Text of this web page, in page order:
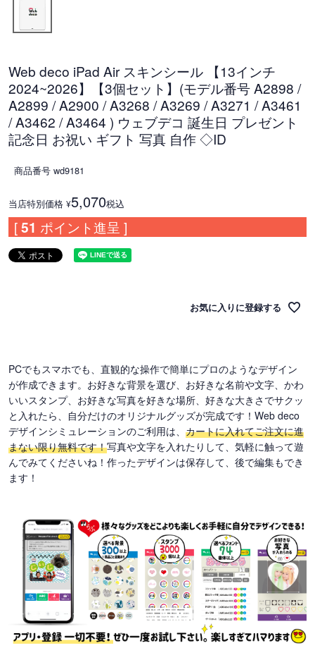
Web deco iPad Air スキンシール 【13インチ
2024~2026】【3個セット】(モデル番号 A2898 /
A2899 / A2900 / A3268 / A3269 / A3271 / A3461
/ A3462 / A3464 ) ウェブデコ 誕生日 プレゼント
記念日 お祝い ギフト 写真 自作 ◇ID
商品番号 wd9181
当店特別価格 ¥5,070税込
[51 ポイント進呈 ]
お気に入りに登録する
PCでもスマホでも、直観的な操作で簡単にプロのようなデザイン
が作成できます。お好きな背景を選び、お好きな名前や文字、かわ
いいスタンプ、お好きな写真を好きな場所、好きな大きさでサクッ
と入れたら、自分だけのオリジナルグッズが完成です！Web deco
デザインシミュレーションのご利用は、 カートに入れてご注文に進
まない限り無料です！写真や文字を入れたりして、気軽に触って遊
んでみてくださいね！作ったデザインは保存して、後で編集もでき
ます！